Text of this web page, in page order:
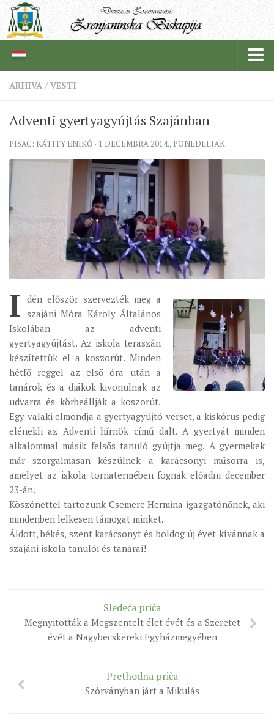
BISKUPSKI ORDINARIJAT
ISTORIJAT
CRKVENE INSTITUCIJE
REDOVNICI
IN MEMORIAM
ŽUPE
SEVERNI DEKANAT
SREDNJI DEKANAT
JUŽNI DEKANAT
ARHIVA GALERIJA
SINODA
DEKRET
SINODSKA MOLITVA
MOTO I LOGO
SINODSKI URED
KOORDINACIONA GRUPA
RADNE GRUPE SINODE
SINODSKI VESNIK
ZAŠTITA MALOLJETNIKA
ARHIVA / VESTI
Adventi gyertyagyújtás Szajánban
PISAC: KÁTITY ENIKŐ · 1 DECEMBRA 2014., PONEDELJAK
I dén először szervezték meg a
szajáni Móra Károly Általános
Iskolában az adventi
gyertyagyújtást. Az iskola teraszán
készítettük el a koszorút. Minden
hétfő reggel az első óra után a
tanárok és a diákok kivonulnak az
udvarra és körbeállják a koszorút.
Egy valaki elmondja a gyertyagyújtó verset, a kiskórus pedig
elénekli az Adventi hírnök című dalt. A gyertyát minden
alkalommal másik felsős tanuló gyújtja meg. A gyermekek
már szorgalmasan készülnek a karácsonyi műsorra is,
amelyet az iskola tornatermében fognak előadni december
23-án.
Köszönettel tartozunk Csemere Hermina igazgatónőnek, aki
mindenben lelkesen támogat minket.
Áldott, békés, szent karácsonyt és boldog új évet kívánnak a
szajáni iskola tanulói és tanárai!
Sledeća priča
Megnyitották a Megszentelt élet évét és a Szeretet
évét a Nagybecskereki Egyházmegyében
Prethodna priča
Szórványban járt a Mikulás